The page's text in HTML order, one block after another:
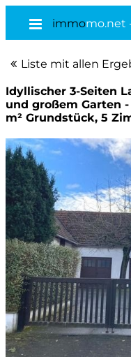
immomo.net
Liste mit allen
Idyllischer 3-Seiten
und großem Garten -
m² Grundstück, 5